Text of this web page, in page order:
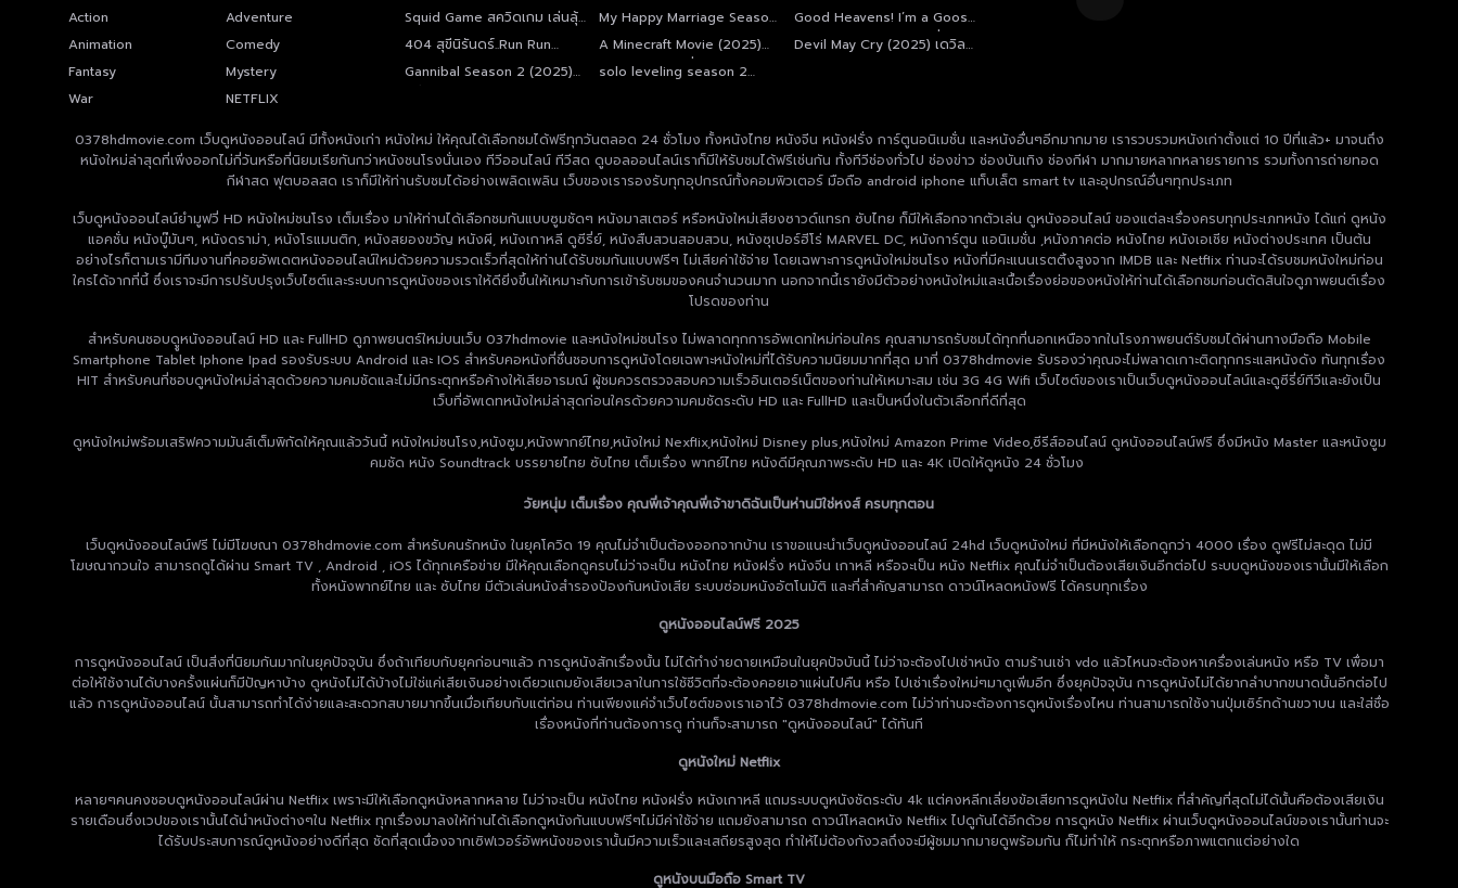
Action
Adventure
Animation
Comedy
Fantasy
Mystery
War
NETFLIX
Squid Game สควิดเกม เล่นลุ้น
ตาย
My Happy Marriage Season
2
Good Heavens! I’m a Goose
not a Swan(2025) คุณพี่เจ้าขา
ดิฉันเป็นห่านมิใช่หงส์
404 สุขีนิรันดร์..Run Run
(2024) 404 Run Run
A Minecraft Movie (2025)
ไมน์คราฟต์ มูฟวี่
Devil May Cry (2025) เดวิล
Gannibal Season 2 (2025)
หมู่บ้านกินคน
solo leveling season 2
0378hdmovie.com เว็บดูหนังออนไลน์ มีทั้งหนังเก่า หนังใหม่ ให้คุณได้เลือกชมได้ฟรีทุกวันตลอด 24 ชั่วโมง ทั้งหนังไทย หนังจีน หนังฝรั่ง การ์ตูนอนิเมชั่น และหนังอื่นๆอีกมากมาย เรารวบรวมหนังเก่าตั้งแต่ 10 ปีที่แล้ว+ มาจนถึง
หนังใหม่ล่าสุดที่เพิ่งออกไม่กี่วันหรือที่นิยมเรียกันกว่าหนังชนโรงนั่นเอง ทีวีออนไลน์ ทีวีสด ดูบอลออนไลน์เราก็มีให้รับชมได้ฟรีเช่นกัน ทั้งทีวีช่องทั่วไป ช่องข่าว ช่องบันเทิง ช่องกีฬา มากมายหลากหลายรายการ รวมทั้งการถ่ายทอด
กีฬาสด ฟุตบอลสด เราก็มีให้ท่านรับชมได้อย่างเพลิดเพลิน เว็บของเรารองรับทุกอุปกรณ์ทั้งคอมพิวเตอร์ มือถือ android iphone แท็บเล็ต smart tv และอุปกรณ์อื่นๆทุกประเภท
เว็บดูหนังออนไลน์ยำมูฟวี่ HD หนังใหม่ชนโรง เต็มเรื่อง มาให้ท่านได้เลือกชมกันแบบซูมชัดๆ หนังมาสเตอร์ หรือหนังใหม่เสียงซาวด์แทรก ซับไทย ก็มีให้เลือกจากตัวเล่น ดูหนังออนไลน์ ของแต่ละเรื่องครบทุกประเภทหนัง ได้แก่ ดูหนัง
แอคชั่น หนังบู๊มันๆ, หนังดราม่า, หนังโรแมนติก, หนังสยองขวัญ หนังผี, หนังเกาหลี ดูซีรี่ย์, หนังสืบสวนสอบสวน, หนังซุเปอร์ฮีโร่ MARVEL DC, หนังการ์ตูน แอนิเมชั่น ,หนังภาคต่อ หนังไทย หนังเอเชีย หนังต่างประเทศ เป็นต้น
อย่างไรก็ตามเรามีทีมงานที่คอยอัพเดตหนังออนไลน์ใหม่ด้วยความรวดเร็วที่สุดให้ท่านได้รับชมกันแบบฟรีๆ ไม่เสียค่าใช้จ่าย โดยเฉพาะการดูหนังใหม่ชนโรง หนังที่มีคะแนนเรตติ้งสูงจาก IMDB และ Netflix ท่านจะได้รบชมหนังใหม่ก่อน
ใครได้จากที่นี้ ซึ่งเราจะมีการปรับปรุงเว็บไซต์และระบบการดูหนังของเราให้ดียิ่งขึ้นให้เหมาะกับการเข้ารับชมของคนจำนวนมาก นอกจากนี้เรายังมีตัวอย่างหนังใหม่และเนื้อเรื่องย่อของหนังให้ท่านได้เลือกชมก่อนตัดสินใจดูภาพยนต์เรื่อง
โปรดของท่าน
สำหรับคนชอบดููหนังออนไลน์ HD และ FullHD ดูภาพยนตร์ใหม่บนเว็บ 037hdmovie และหนังใหม่ชนโรง ไม่พลาดทุกการอัพเดทใหม่ก่อนใคร คุณสามารถรับชมได้ทุกที่นอกเหนือจากในโรงภาพยนต์รับชมได้ผ่านทางมือถือ Mobile
Smartphone Tablet Iphone Ipad รองรับระบบ Android และ IOS สำหรับคอหนังที่ชื่นชอบการดูหนังโดยเฉพาะหนังใหม่ที่ได้รับความนิยมมากที่สุด มาที่ 0378hdmovie รับรองว่าคุณจะไม่พลาดเกาะติดทุกกระแสหนังดัง ทันทุกเรื่อง
HIT สำหรับคนที่ชอบดูหนังใหม่ล่าสุดด้วยความคมชัดและไม่มีกระตุกหรือค้างให้เสียอารมณ์ ผู้ชมควรตรวจสอบความเร็วอินเตอร์เน็ตของท่านให้เหมาะสม เช่น 3G 4G Wifi เว็บไซต์ของเราเป็นเว็บดูหนังออนไลน์และดูซีรี่ย์ทีวีและยังเป็น
เว็บที่อัพเดทหนังใหม่ล่าสุดก่อนใครด้วยความคมชัดระดับ HD และ FullHD และเป็นหนึ่งในตัวเลือกที่ดีที่สุด
ดูหนังใหม่พร้อมเสริฟความมันส์เต็มพิกัดให้คุณแล้ววันนี้ หนังใหม่ชนโรง,หนังซูม,หนังพากย์ไทย,หนังใหม่ Nexflix,หนังใหม่ Disney plus,หนังใหม่ Amazon Prime Video,ซีรีส์ออนไลน์ ดูหนังออนไลน์ฟรี ซึ่งมีหนัง Master และหนังซูม
คมชัด หนัง Soundtrack บรรยายไทย ซับไทย เต็มเรื่อง พากย์ไทย หนังดีมีคุณภาพระดับ HD และ 4K เปิดให้ดูหนัง 24 ชั่วโมง
วัยหนุ่ม เต็มเรื่อง คุณพี่เจ้าคุณพี่เจ้าขาดิฉันเป็นห่านมิใช่หงส์ ครบทุกตอน
เว็บดูหนังออนไลน์ฟรี ไม่มีโฆษณา 0378hdmovie.com สำหรับคนรักหนัง ในยุคโควิด 19 คุณไม่จำเป็นต้องออกจากบ้าน เราขอแนะนำเว็บดูหนังออนไลน์ 24hd เว็บดูหนังใหม่ ที่มีหนังให้เลือกดูกว่า 4000 เรื่อง ดูฟรีไม่สะดุด ไม่มี
โฆษณากวนใจ สามารถดูได้ผ่าน Smart TV , Android , iOS ได้ทุกเครือข่าย มีให้คุณเลือกดูครบไม่ว่าจะเป็น หนังไทย หนังฝรั่ง หนังจีน เกาหลี หรือจะเป็น หนัง Netflix คุณไม่จำเป็นต้องเสียเงินอีกต่อไป ระบบดูหนังของเรานั้นมีให้เลือก
ทั้งหนังพากย์ไทย และ ซับไทย มีตัวเล่นหนังสำรองป้องกันหนังเสีย ระบบซ่อมหนังอัตโนมัติ และที่สำคัญสามารถ ดาวน์โหลดหนังฟรี ได้ครบทุกเรื่อง
ดูหนังออนไลน์ฟรี 2025
การดูหนังออนไลน์ เป็นสิ่งที่นิยมกันมากในยุคปัจจุบัน ซึ่งถ้าเทียบกับยุคก่อนๆแล้ว การดูหนังสักเรื่องนั้น ไม่ได้ทำง่ายดายเหมือนในยุคปัจบันนี้ ไม่ว่าจะต้องไปเช่าหนัง ตามร้านเช่า vdo แล้วไหนจะต้องหาเครื่องเล่นหนัง หรือ TV เพื่อมา
ต่อให้ใช้งานได้บางครั้งแผ่นก็มีปัญหาบ้าง ดูหนังไม่ได้บ้างไม่ใช่แค่เสียเงินอย่างเดียวแถมยังเสียเวลาในการใช้ชีวิตที่จะต้องคอยเอาแผ่นไปคืน หรือ ไปเช่าเรื่องใหม่ๆมาดูเพิ่มอีก ซึ่งยุคปัจจุบัน การดูหนังไม่ได้ยากลำบากขนาดนั้นอีกต่อไป
แล้ว การดูหนังออนไลน์ นั้นสามารถทำได้ง่ายและสะดวกสบายมากขึ้นเมื่อเทียบกับแต่ก่อน ท่านเพียงแค่จำเว็บไซต์ของเราเอาไว้ 0378hdmovie.com ไม่ว่าท่านจะต้องการดูหนังเรื่องไหน ท่านสามารถใช้งานปุ่มเซิร์ทด้านขวาบน และใส่ชื่อ
เรื่องหนังที่ท่านต้องการดู ท่านก็จะสามารถ "ดูหนังออนไลน์" ได้ทันที
ดูหนังใหม่ Netflix
หลายๆคนคงชอบดูหนังออนไลน์ผ่าน Netflix เพราะมีให้เลือกดูหนังหลากหลาย ไม่ว่าจะเป็น หนังไทย หนังฝรั่ง หนังเกาหลี แถมระบบดูหนังชัดระดับ 4k แต่คงหลีกเลี่ยงข้อเสียการดูหนังใน Netflix ที่สำคัญที่สุดไม่ได้นั้นคือต้องเสียเงิน
รายเดือนซึ่งเวปของเรานั้นได้นำหนังต่างๆใน Netflix ทุกเรื่องมาลงให้ท่านได้เลือกดูหนังกันแบบฟรีๆไม่มีค่าใช้จ่าย แถมยังสามารถ ดาวน์โหลดหนัง Netflix ไปดูกันได้อีกด้วย การดูหนัง Netflix ผ่านเว็บดูหนังออนไลน์ของเรานั้นท่านจะ
ได้รับประสบการณ์ดูหนังอย่างดีที่สุด ชัดที่สุดเนื่องจากเซิฟเวอร์อัพหนังของเรานั้นมีความเร็วและเสถียรสูงสุด ทำให้ไม่ต้องกังวลถึงจะมีผู้ชมมากมายดูพร้อมกัน ก็ไม่ทำให้ กระตุกหรือภาพแตกแต่อย่างใด
ดูหนังบนมือถือ Smart TV